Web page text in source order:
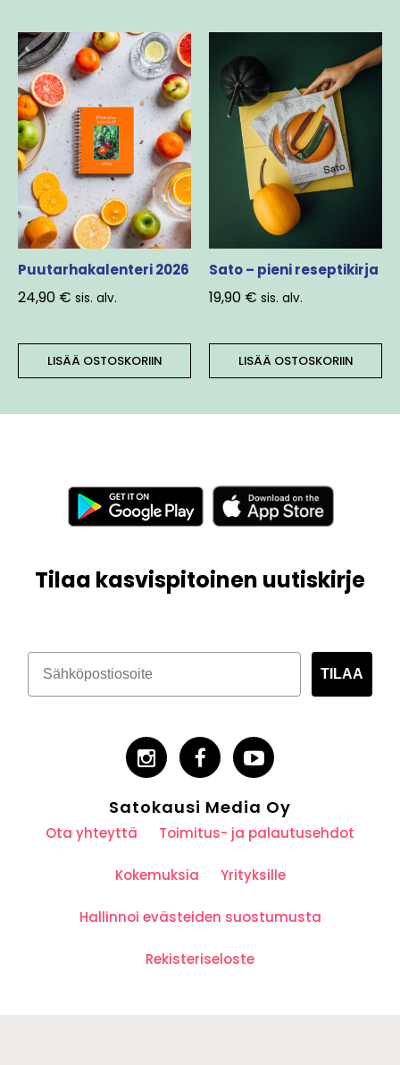
Puutarhakalenteri 2026
24,90 € sis. alv.
LISÄÄ OSTOSKORIIN
Sato – pieni reseptikirja
19,90 € sis. alv.
LISÄÄ OSTOSKORIIN
Tilaa kasvispitoinen uutiskirje
TILAA
Satokausi Media Oy
Ota yhteyttä Toimitus- ja palautusehdot
Kokemuksia Yrityksille
Hallinnoi evästeiden suostumusta
Rekisteriseloste